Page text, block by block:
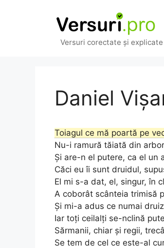
Versuri corectate și explicate
Daniel
Toiagul ce mă poartă pe
Nu-i ramură tăiată din
Şi are-n el putere, ca el un
Căci eu îi sunt druidul,
El mi s-a dat, el, singur, în
A coborât scânteia trimisă
Şi mi-a adus ce numai
Iar toţi ceilalţi se-nclină
Sărmanii, chiar şi regii,
Se tem de cel ce este-al